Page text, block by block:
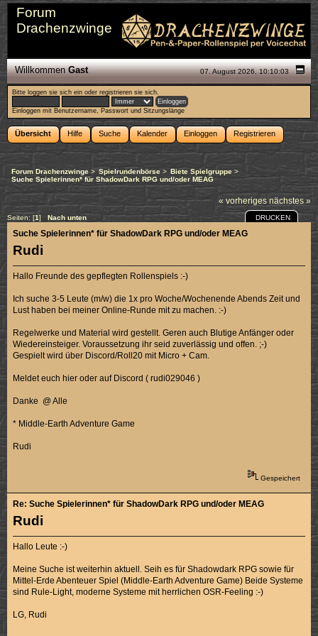
Forum
Drachenzwinge
07. August 2026, 10:10:03
WillkommenGast
Bitte loggen sie sich ein oderregistrieren sie sich.
Einloggen mit Benutzername, Passwort und Sitzungslänge
Übersicht Hilfe Suche Kalender Einloggen Registrieren
Forum Drachenzwinge > Spielrundenbörse> Biete Spielgruppe>
Suche Spielerinnen* für ShadowDark RPG und/oder MEAG
« vorheriges nächstes »
Seiten: [1] Nach unten DRUCKEN
Rudi
Suche Spielerinnen* für ShadowDark RPG und/oder MEAG
Hallo Freunde des gepflegten Rollenspiels :-)
Ich suche 3-5 Leute (m/w) die 1x pro Woche/Wochenende Abends Zeit und
Lust haben bei meiner Online-Runde mit zu machen. :-)
Regelwerke und Material wird gestellt. Geren auch Blutige Anfänger oder
Wiedereinsteiger. Voraussetzung ihr seid zuverlässig und offen. ;-)
Gespielt wird über Discord/Roll20 mit Micro + Cam.
Meldet euch hier oder auf Discord ( rudi029046 )
Danke @ Alle
* Middle-Earth Adventure Game
Rudi
Gespeichert
Rudi
Re: Suche Spielerinnen* für ShadowDark RPG und/oder MEAG
Hallo Leute :-)
Meine Suche ist weiterhin aktuell. Seih es für Shadowdark RPG sowie für
Mittel-Erde Abenteuer Spiel (Middle-Earth Adventure Game) Beide Systeme
sind Rule-Light, moderne Systeme mit herrlichen OSR-Feeling :-)
LG, Rudi